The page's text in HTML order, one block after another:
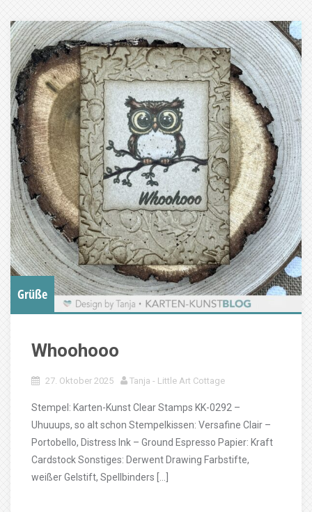
Grüße
Whoohooo
27. Oktober 2025 Tanja - Little Art Cottage
Stempel: Karten-Kunst Clear Stamps KK-0292 –
Uhuuups, so alt schon Stempelkissen: Versafine Clair –
Portobello, Distress Ink – Ground Espresso Papier: Kraft
Cardstock Sonstiges: Derwent Drawing Farbstifte,
weißer Gelstift, Spellbinders […]